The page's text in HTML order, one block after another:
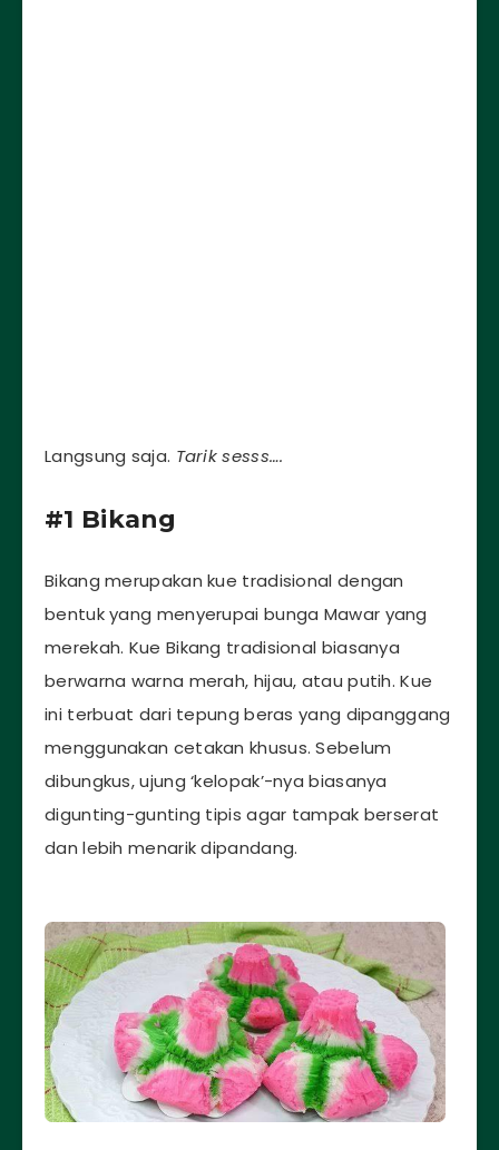
Langsung saja. Tarik sesss….
#1 Bikang
Bikang merupakan kue tradisional dengan
bentuk yang menyerupai bunga Mawar yang
merekah. Kue Bikang tradisional biasanya
berwarna warna merah, hijau, atau putih. Kue
ini terbuat dari tepung beras yang dipanggang
menggunakan cetakan khusus. Sebelum
dibungkus, ujung ‘kelopak’-nya biasanya
digunting-gunting tipis agar tampak berserat
dan lebih menarik dipandang.